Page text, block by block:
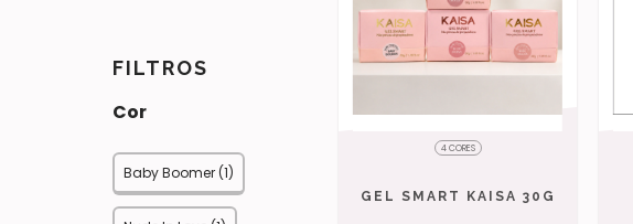
FILTROS
Cor
Baby Boomer (1)
4 CORES
GEL SMART KAISA 30G